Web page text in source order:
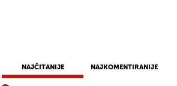
NAJČITANIJE NAJKOMENTIRANIJE